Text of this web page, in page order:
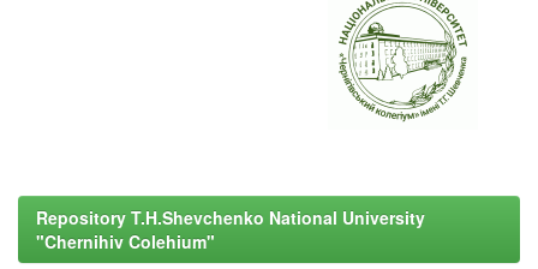
Repository T.H.Shevchenko National University
"Chernihiv Colehium"